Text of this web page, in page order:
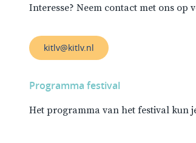
Interesse? Neem contact met ons
kitlv@kitlv.nl
Programma festival
Het programma van het festival kun